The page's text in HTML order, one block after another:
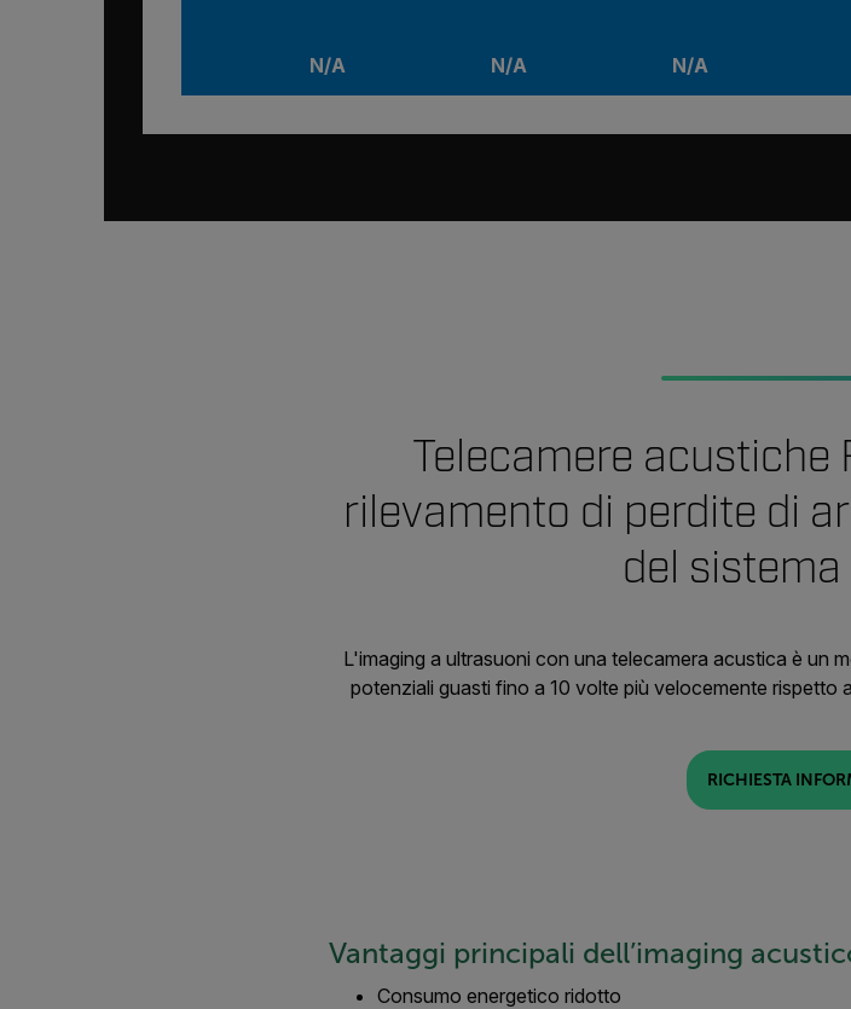
N/A N/A N/A
Telecamere acustiche
rilevamento di perdite di
del
L'imaging a ultrasuoni con una telecamera acustica è un
potenziali guasti fino a 10 volte più velocemente rispetto
RICHIESTA
Vantaggi principali dell’imaging
Consumo energetico ridotto